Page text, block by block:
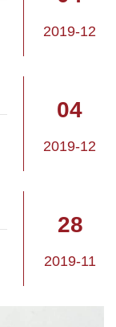
2019-12
04
2019-12
28
2019-11